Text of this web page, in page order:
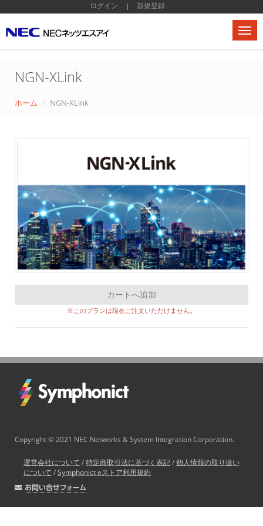
ログイン | 新規登録
NGN-XLink
ホーム NGN-XLink
カートへ追加
※このプランは現在ご注文いただけません。
Copyright © 2021 NEC Networks & System Integration Corporation.
運営会社について /特定商取引法に基づく表記/個人情報の取り扱い
について /Symphonict eストア利用規約